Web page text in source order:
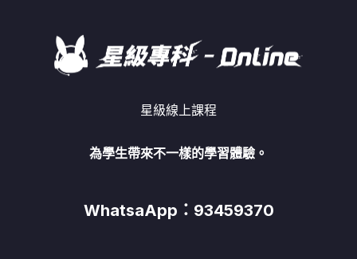
星級線上課程
為學生帶來不一樣的學習體驗。
WhatsaApp：93459370